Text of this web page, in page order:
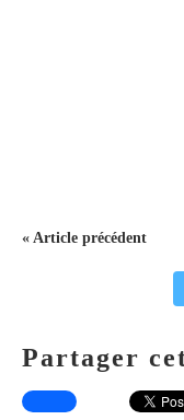
« Article précédent
Partager